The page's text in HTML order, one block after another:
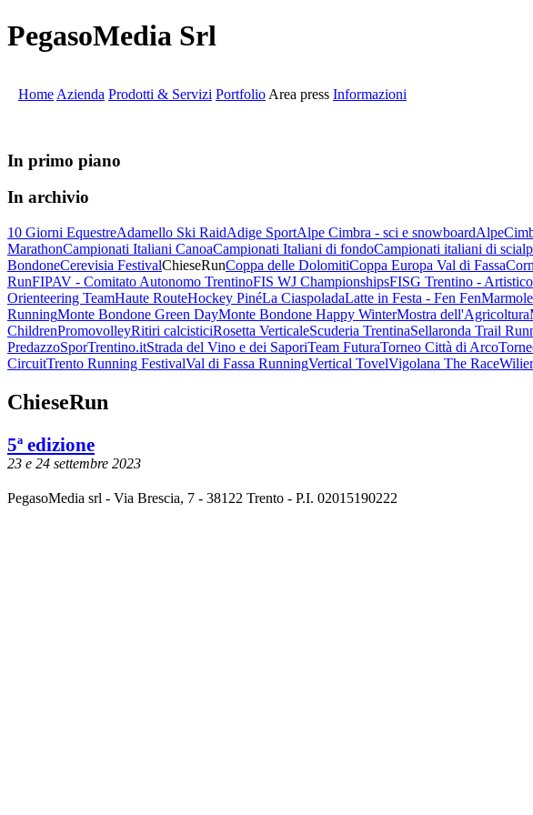
PegasoMedia Srl
Home Azienda Prodotti & Servizi Portfolio Area press Informazioni
In primo piano
In archivio
10 Giorni EquestreAdamello Ski RaidAdige SportAlpe Cimbra - sci e snowboard
MarathonCampionati Italiani CanoaCampionati Italiani di fondoCampionati italiani di
BondoneCerevisia FestivalChieseRunCoppa delle DolomitiCoppa Europa Val di Fassa
RunFIPAV - Comitato Autonomo TrentinoFIS WJ ChampionshipsFISG Trentino - Artistico
Orienteering TeamHaute RouteHockey PinéLa CiaspoladaLatte in Festa - Fen Fen
RunningMonte Bondone Green DayMonte Bondone Happy WinterMostra dell'Agricoltura
ChildrenPromovolleyRitiri calcisticiRosetta VerticaleScuderia TrentinaSellaronda Trail
PredazzoSporTrentino.itStrada del Vino e dei SaporiTeam FuturaTorneo Città di Arco
CircuitTrento Running FestivalVal di Fassa RunningVertical TovelVigolana The Race
ChieseRun
5ª edizione
23 e 24 settembre 2023
PegasoMedia srl - Via Brescia, 7 - 38122 Trento - P.I. 02015190222